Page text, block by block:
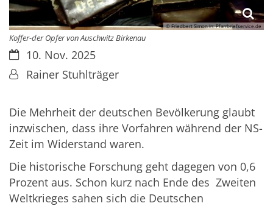
© Friedbert Simon In: Pfarrbriefservice.de
Koffer-der Opfer von Auschwitz Birkenau
Datum:10. Nov. 2025
Von:Rainer Stuhlträger
Die Mehrheit der deutschen Bevölkerung glaubt
inzwischen, dass ihre Vorfahren während der NS-
Zeit im Widerstand waren.
Die historische Forschung geht dagegen von 0,6
Prozent aus. Schon kurz nach Ende des Zweiten
Weltkrieges sahen sich die Deutschen